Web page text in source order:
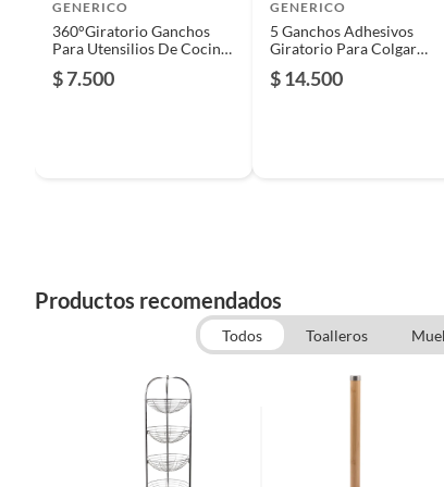
remanufacturados o con alguna deficiencia, que sean
Alimentos, bebidas, medicamentos, suplementos
Pinturas de un color a solicitud.
GENERICO
360°Giratorio Ganchos
Para Utensilios De Cocina
$ 7.500
GENERICO
5 Ganchos Adhesivos
Giratorio Para Colgar
Debajo Del Gabinete Baño
$ 14.500
Productos recomendados
Todos Toalleros